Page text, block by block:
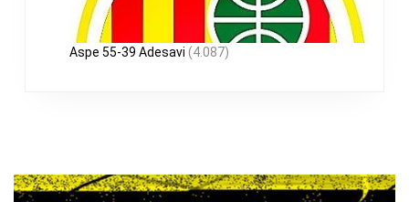
Aspe 55-39 Adesavi (4.087)